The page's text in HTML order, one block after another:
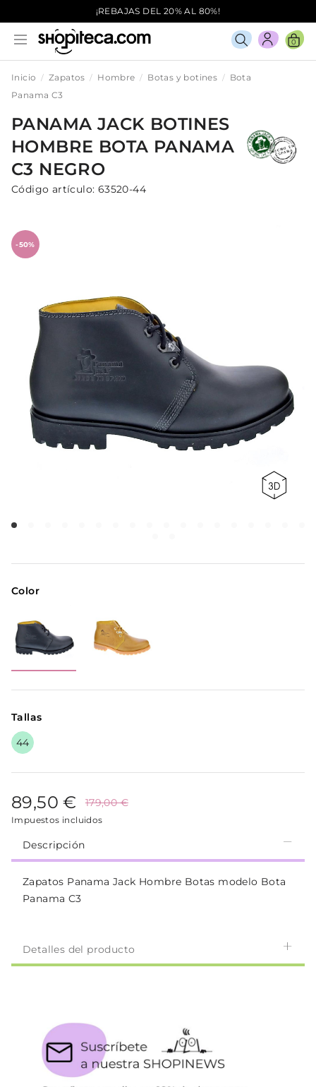
¡REBAJAS DEL 20% AL 80%!
0
Inicio Zapatos Hombre Botas y botines
Bota
Panama C3
PANAMA JACK BOTINES
HOMBRE BOTA PANAMA
C3 NEGRO
Código artículo: 63520-44
-50%
Color
Tallas
44
89,50 € 179,00 €
Impuestos incluidos
Descripción
Zapatos Panama Jack Hombre Botas modelo Bota
Panama C3
Detalles del producto